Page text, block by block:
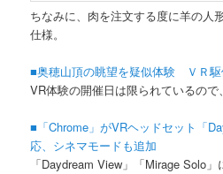
ちなみに、肉を注文する度に羊の人
仕様。
■奥穂山頂の眺望を疑似体験 ＶＲ駆
VR体験の開催日は限られているので
■「Chrome」がVRヘッドセット「
応、シネマモードも追加
「Daydream View」「Mirage Solo」